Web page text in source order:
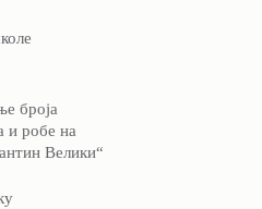
броја
и робе на
Велики“